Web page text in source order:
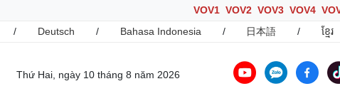
VOV1 VOV2 VOV3 VOV4
/ Deutsch / Bahasa Indonesia / 日本語 / ខ្មែរ
Thứ Hai, ngày 10 tháng 8 năm 2026